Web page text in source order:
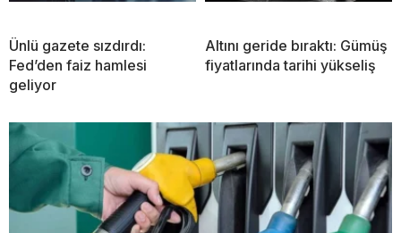
Ünlü gazete sızdırdı:
Fed’den faiz hamlesi
geliyor
Altını geride bıraktı: Gümüş
fiyatlarında tarihi yükseliş